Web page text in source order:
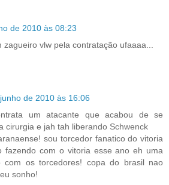
de 2010 às 08:23
vlw pela contratação ufaaaa...
de 2010 às 16:06
um atacante que acabou de se
cirurgia e jah tah liberando Schwenck
sou torcedor fanatico do vitoria
fazendo com o vitoria esse ano eh uma
com os torcedores! copa do brasil nao
sonho!